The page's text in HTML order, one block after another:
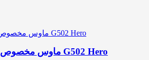
ماوس مخصوص بازی لاجیتک مدل G502 Hero